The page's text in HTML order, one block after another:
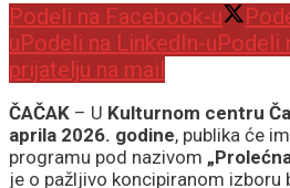
Podeli na Facebook-u
u Podeli na LinkedIn-u Podeli
prijatelju na mail
ČAČAK – U Kulturnom centru
aprila 2026. godine, publika će
programu pod nazivom
je o pažljivo koncipiranom izboru